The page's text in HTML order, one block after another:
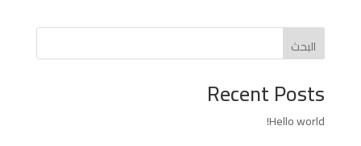
البحث
Recent Posts
Hello world!